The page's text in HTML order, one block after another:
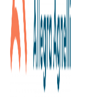
Un “Cuore
Ricerca:
Briccodolce
nostra
campagna